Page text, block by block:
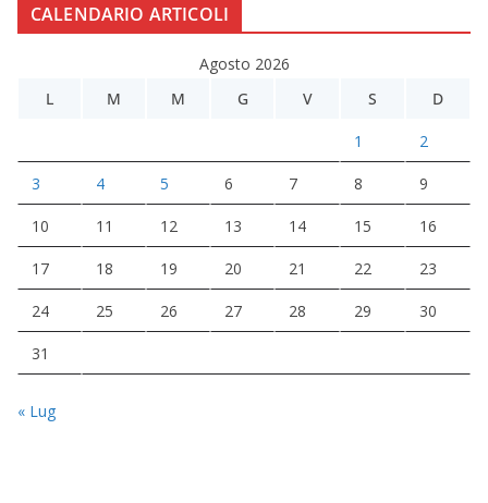
CALENDARIO ARTICOLI
Agosto 2026
L
M M G V S D
1 2
3 4 5 6 7 8 9
10 11 12 13 14 15 16
17 18 19 20 21 22 23
24 25 26 27 28 29 30
31
« Lug